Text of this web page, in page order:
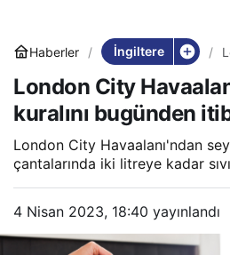
Haberler İngiltere
London City
kuralını bugünden
London City Havaalanı'ndan
çantalarında iki litreye kadar
4 Nisan 2023, 18:40 yayınlandı